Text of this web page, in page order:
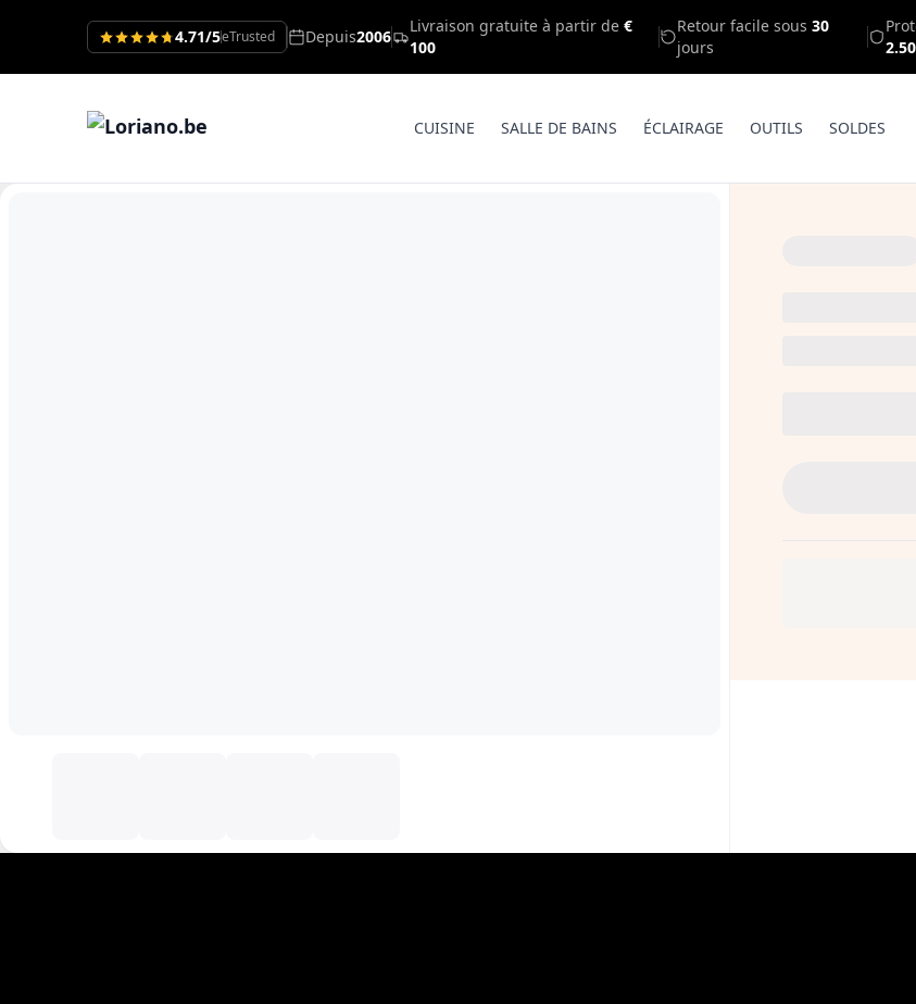
4.71/5eTrusted Depuis2006
Livraison gratuite à partir de €
100
Retour facile sous 30
jours
CUISINE SALLE DE BAINS ÉCLAIRAGE OUTILS SOLDES